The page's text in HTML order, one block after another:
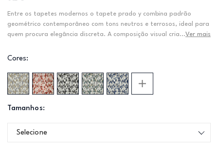
Entre os tapetes modernos o tapete prado y combina padrão
geométrico contemporâneo com tons neutros e terrosos, ideal para
quem procura elegância discreta. A composição visual cria...Ver mais
Cores:
Tamanhos:
Selecione